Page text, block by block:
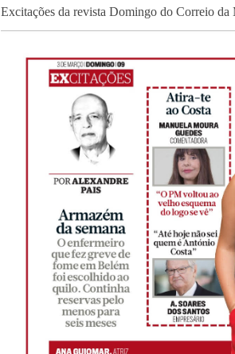
Excitações da revista Domingo do Correio da